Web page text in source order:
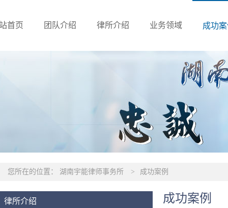
首页 团队介绍 律所介绍 业务领域 成功
您所在的位置： 湖南宇能律师事务所 > 成功案例
律所介绍 成功案例